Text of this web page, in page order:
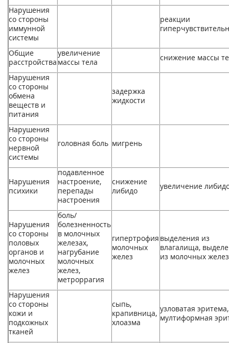
Нарушения
со стороны
иммунной
системы
реакции
Общие
расстройства
увеличение
массы тела
снижение массы
Нарушения
со стороны
обмена
веществ и
питания
задержка
жидкости
Нарушения
со стороны
нервной
системы
головная боль мигрень
Нарушения
психики
подавленное
настроение,
перепады
настроения
снижение
либидо
увеличение
Нарушения
со стороны
половых
органов и
молочных
желез
боль/
болезненность
в молочных
железах,
нагрубание
молочных
желез,
метроррагия
гипертрофия
молочных
желез
выделения из
влагалища,
из молочных
Нарушения
со стороны
кожи и
подкожных
тканей
сыпь,
крапивница,
хлоазма
узловатая эритема,
мултиформная